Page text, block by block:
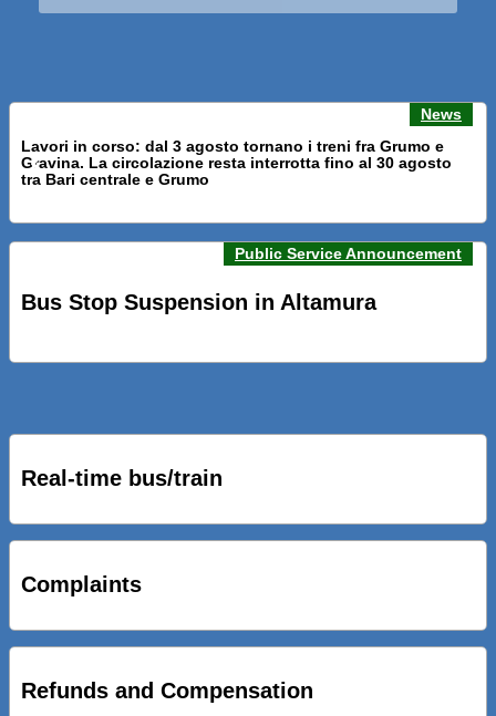
News
Lavori in corso: dal 3 agosto tornano i treni fra Grumo e
Gravina. La circolazione resta interrotta fino al 30 agosto
tra Bari centrale e Grumo
PRESENTATI A BARI NUOVI SERVIZI FALMAPS E LIVECHAT.
IL TUO BUS ED IL TUO TRENO
CICLOPEDONALE FAL CONSEGNA ALLA CITTA’ LE NOVE
OPERE DEL PROGETTO
AL VIA SERVIZIO DI BIKE SHARING A POTENZA CON
VAIMOO PER UTENTI FAL SCONTI SULL’UTILIZZO DELLE
Previous news Next
Public Service Announcement
Bus Stop Suspension in Altamura
Real-time bus/train
Complaints
Refunds and Compensation